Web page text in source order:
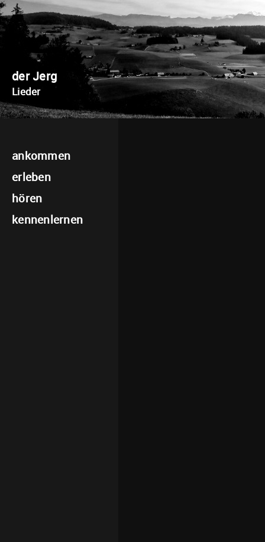
der Jerg
Lieder
ankommen
erleben
hören
kennenlernen